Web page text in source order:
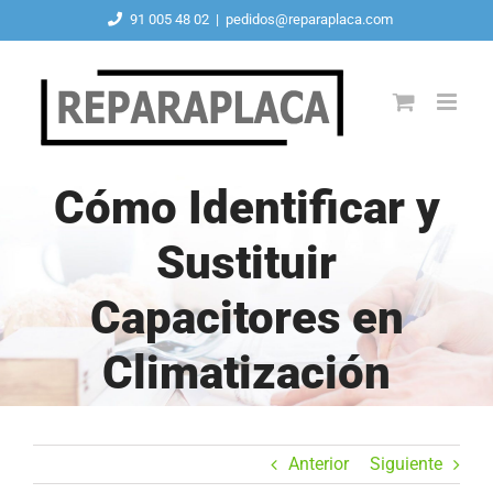
contenido
91 005 48 02 | pedidos@reparaplaca.com
Cómo Identificar y
Sustituir
Capacitores en
Climatización
Anterior Siguiente